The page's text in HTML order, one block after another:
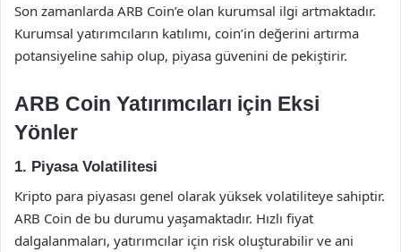
Son zamanlarda ARB Coin’e olan kurumsal ilgi artmaktadır.
Kurumsal yatırımcıların katılımı, coin’in değerini artırma
potansiyeline sahip olup, piyasa güvenini de pekiştirir.
ARB Coin Yatırımcıları için Eksi
Yönler
1. Piyasa Volatilitesi
Kripto para piyasası genel olarak yüksek volatiliteye sahiptir.
ARB Coin de bu durumu yaşamaktadır. Hızlı fiyat
dalgalanmaları, yatırımcılar için risk oluşturabilir ve ani